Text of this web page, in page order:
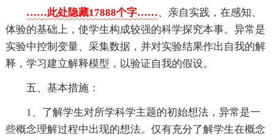
……此处隐藏17888个字……、亲自实践，在感知、
体验的基础上，使学生构成较强的科学探究本事。异常是
实验中控制变量、采集数据，并对实验结果作出自我的解
释，学习建立解释模型，以验证自我的假设。
五、基本措施：
1、了解学生对所学科学主题的初始想法，异常是一
些概念理解过程中出现的想法。仅有充分了解学生在概念